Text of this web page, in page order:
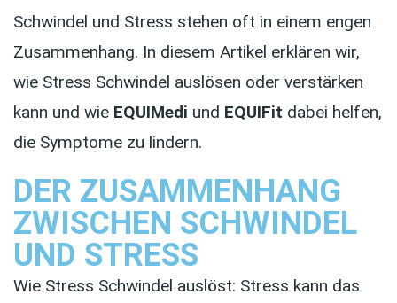
Schwindel und Stress stehen oft in einem engen
Zusammenhang. In diesem Artikel erklären wir,
wie Stress Schwindel auslösen oder verstärken
kann und wie EQUIMedi und EQUIFit dabei helfen,
die Symptome zu lindern.
DER ZUSAMMENHANG
ZWISCHEN SCHWINDEL
UND STRESS
Wie Stress Schwindel auslöst: Stress kann das